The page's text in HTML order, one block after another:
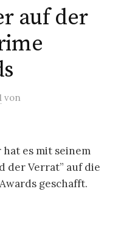
auf der
von
es mit seinem
der Verrat” auf die
geschafft.